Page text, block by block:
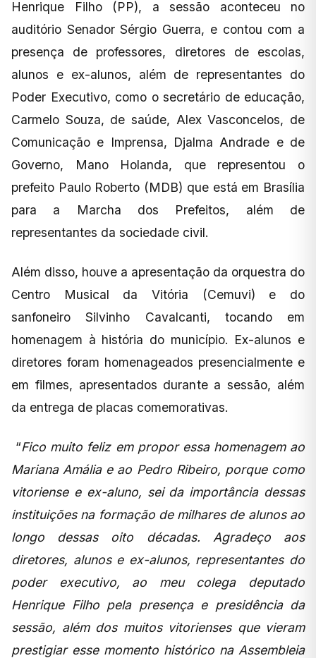
Henrique Filho (PP), a sessão aconteceu no
auditório Senador Sérgio Guerra, e contou com a
presença de professores, diretores de escolas,
alunos e ex-alunos, além de representantes do
Poder Executivo, como o secretário de educação,
Carmelo Souza, de saúde, Alex Vasconcelos, de
Comunicação e Imprensa, Djalma Andrade e de
Governo, Mano Holanda, que representou o
prefeito Paulo Roberto (MDB) que está em Brasília
para a Marcha dos Prefeitos, além de
representantes da sociedade civil.
Além disso, houve a apresentação da orquestra do
Centro Musical da Vitória (Cemuvi) e do
sanfoneiro Silvinho Cavalcanti, tocando em
homenagem à história do município. Ex-alunos e
diretores foram homenageados presencialmente e
em filmes, apresentados durante a sessão, além
da entrega de placas comemorativas.
“Fico muito feliz em propor essa homenagem ao
Mariana Amália e ao Pedro Ribeiro, porque como
vitoriense e ex-aluno, sei da importância dessas
instituições na formação de milhares de alunos ao
longo dessas oito décadas. Agradeço aos
diretores, alunos e ex-alunos, representantes do
poder executivo, ao meu colega deputado
Henrique Filho pela presença e presidência da
sessão, além dos muitos vitorienses que vieram
prestigiar esse momento histórico na Assembleia